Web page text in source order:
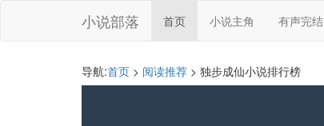
小说部落 首页 小说主角 有声完结
导航:首页 > 阅读推荐 > 独步成仙小说排行榜